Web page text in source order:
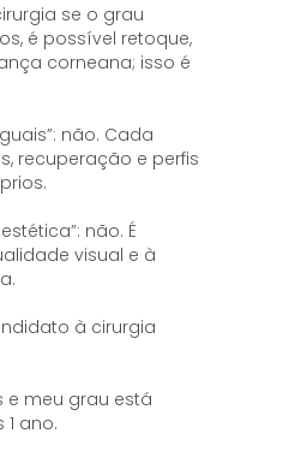
se o grau
é possível retoque,
corneana; isso é
iguais”: não. Cada
recuperação e perfis
não. É
visual e à
à cirurgia
e meu grau está
ano.